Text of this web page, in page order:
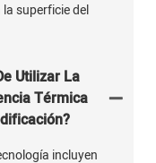
superficie del
Utilizar La
Térmica
incluyen